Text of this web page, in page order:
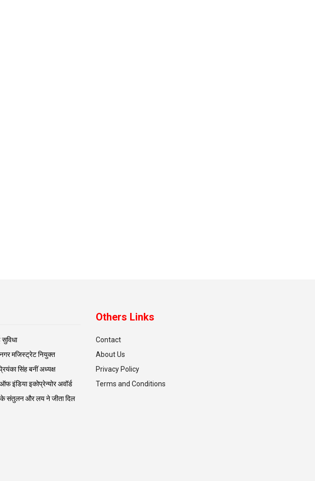
मजिस्ट्रेट नियुक्त
सिंह बनीं अध्यक्ष
इंडिया इकोप्रेन्योर अवॉर्ड
के संतुलन और लय ने जीता दिल
Others Links
Contact
About Us
Privacy Policy
Terms and Conditions